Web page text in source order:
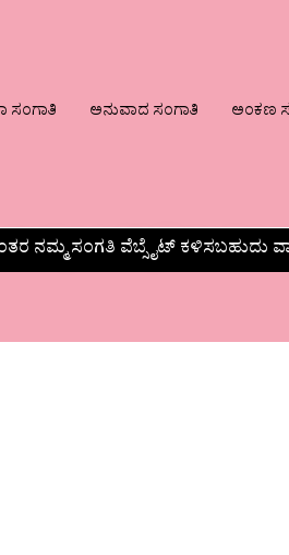
ಸಂಗಾತಿ ಅನುವಾದ ಸಂಗಾತಿ ಅಂಕಣ
ನಮ್ಮ ಸಂಗತಿ ವೆಬ್ಸೈಟ್ ಕಳಿಸಬಹುದು